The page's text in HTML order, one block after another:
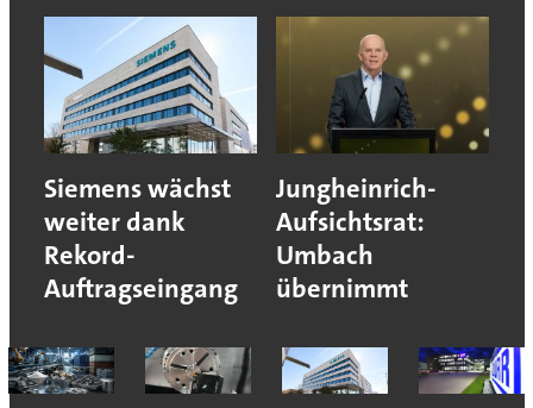
Siemens wächst
weiter dank
Rekord-
Auftragseingang
Jungheinrich-
Aufsichtsrat:
Umbach
übernimmt